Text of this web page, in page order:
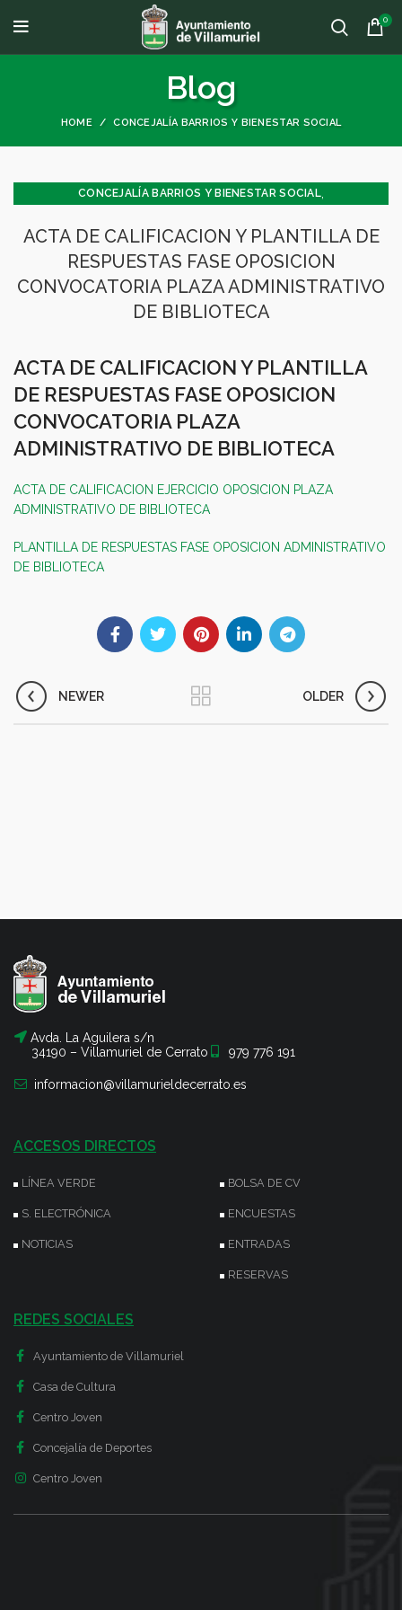
0
Blog
HOME CONCEJALÍA BARRIOS Y BIENESTAR SOCIAL
CONCEJALÍA BARRIOS Y BIENESTAR SOCIAL
CONCEJALÍA JUVENTUD INFANCIA Y PARTICIPACIÓN ,GENERAL
ACTA DE CALIFICACION Y PLANTILLA DE
RESPUESTAS FASE OPOSICION
CONVOCATORIA PLAZA ADMINISTRATIVO
DE BIBLIOTECA
ACTA DE CALIFICACION Y PLANTILLA
DE RESPUESTAS FASE OPOSICION
CONVOCATORIA PLAZA
ADMINISTRATIVO DE BIBLIOTECA
ACTA DE CALIFICACION EJERCICIO OPOSICION PLAZA
ADMINISTRATIVO DE BIBLIOTECA
PLANTILLA DE RESPUESTAS FASE OPOSICION ADMINISTRATIVO
DE BIBLIOTECA
NEWER OLDER
Avda. La Aguilera s/n
34190 – Villamuriel de Cerrato
979 776 191
informacion@villamurieldecerrato.es
ACCESOS DIRECTOS
LÍNEA VERDE
S. ELECTRÓNICA
NOTICIAS
BOLSA DE CV
ENCUESTAS
ENTRADAS
RESERVAS
REDES SOCIALES
Ayuntamiento de Villamuriel
Casa de Cultura
Centro Joven
Concejalía de Deportes
Centro Joven